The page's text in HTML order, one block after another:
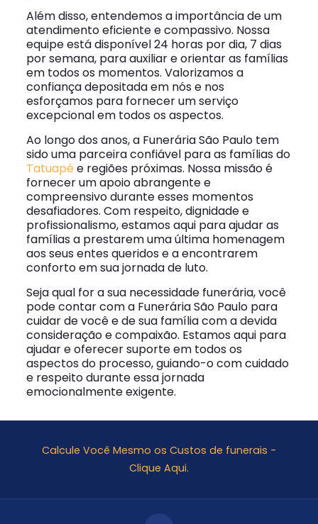
Além disso, entendemos a importância de um
atendimento eficiente e compassivo. Nossa
equipe está disponível 24 horas por dia, 7 dias
por semana, para auxiliar e orientar as famílias
em todos os momentos. Valorizamos a
confiança depositada em nós e nos
esforçamos para fornecer um serviço
excepcional em todos os aspectos.
Ao longo dos anos, a Funerária São Paulo tem
sido uma parceira confiável para as famílias do
Tatuapé e regiões próximas. Nossa missão é
fornecer um apoio abrangente e
compreensivo durante esses momentos
desafiadores. Com respeito, dignidade e
profissionalismo, estamos aqui para ajudar as
famílias a prestarem uma última homenagem
aos seus entes queridos e a encontrarem
conforto em sua jornada de luto.
Seja qual for a sua necessidade funerária, você
pode contar com a Funerária São Paulo para
cuidar de você e de sua família com a devida
consideração e compaixão. Estamos aqui para
ajudar e oferecer suporte em todos os
aspectos do processo, guiando-o com cuidado
e respeito durante essa jornada
emocionalmente exigente.
Calcule Você Mesmo os Custos de funerais -
Clique Aqui.